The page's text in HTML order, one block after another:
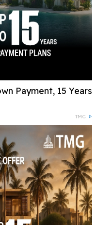
Payment, 15 Years
TMG